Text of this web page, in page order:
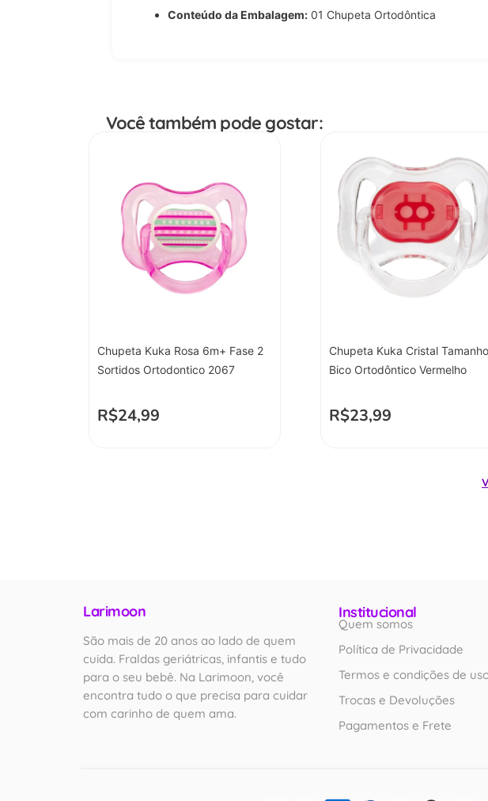
Conteúdo da Embalagem: 01 Chupeta Ortodôntica
Você também pode gostar:
Chupeta Kuka Rosa 6m+ Fase 2
Sortidos Ortodontico 2067
R$24,99
Chupeta Kuka Cristal
Bico Ortodôntico Vermelho
R$23,99
Larimoon
São mais de 20 anos ao lado de quem
cuida. Fraldas geriátricas, infantis e tudo
para o seu bebê. Na Larimoon, você
encontra tudo o que precisa para cuidar
com carinho de quem ama.
Institucional
Quem somos
Política de Privacidade
Termos e condições de
Trocas e Devoluções
Pagamentos e Frete